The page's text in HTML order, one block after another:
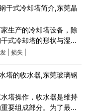
干式冷却塔简介,东莞晶
生产的冷却塔设备，除
式冷却塔的形状与湿式
。干式冷却系统的工作
| 损失
塔的收水器,东莞玻璃钢
塔操作，收水器是维持
要组成部分。为了最大